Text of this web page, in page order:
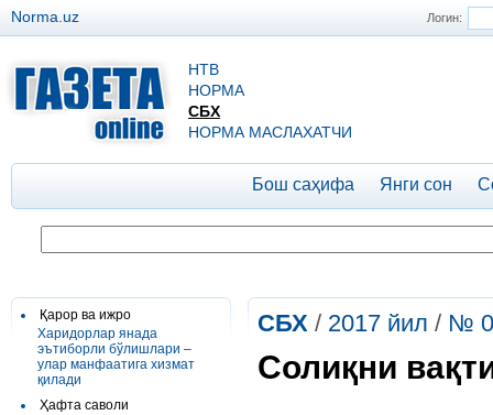
Логин:
Norma.uz
НТВ
НОРМА
СБХ
НОРМА МАСЛАХАТЧИ
Бош саҳифа Янги сон
Қарор ва ижро
Харидорлар янада
эътиборли бўлишлари –
улар манфаатига хизмат
қилади
Ҳафта саволи
СБХ / 2017 йил / №
Солиқни